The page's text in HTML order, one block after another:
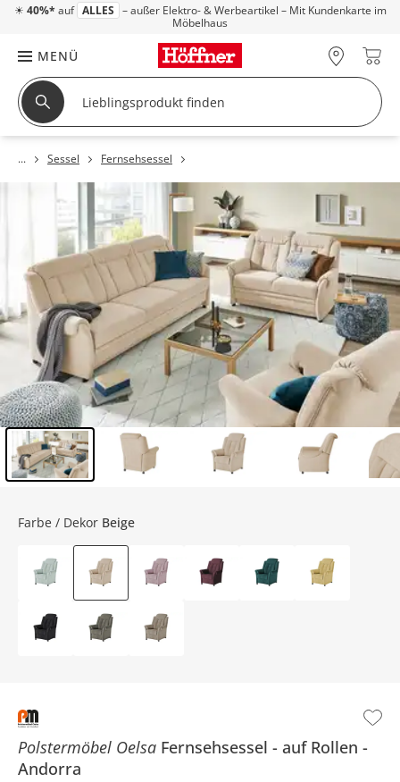
☀ 40%* auf ALLES – außer Elektro- & Werbeartikel – Mit Kundenkarte im
Möbelhaus
MENÜ
Sessel Fernsehsessel
Polstermöbel Oelsa Fernsehsessel
auf Rollen
Andorra
Farbe / Dekor Beige